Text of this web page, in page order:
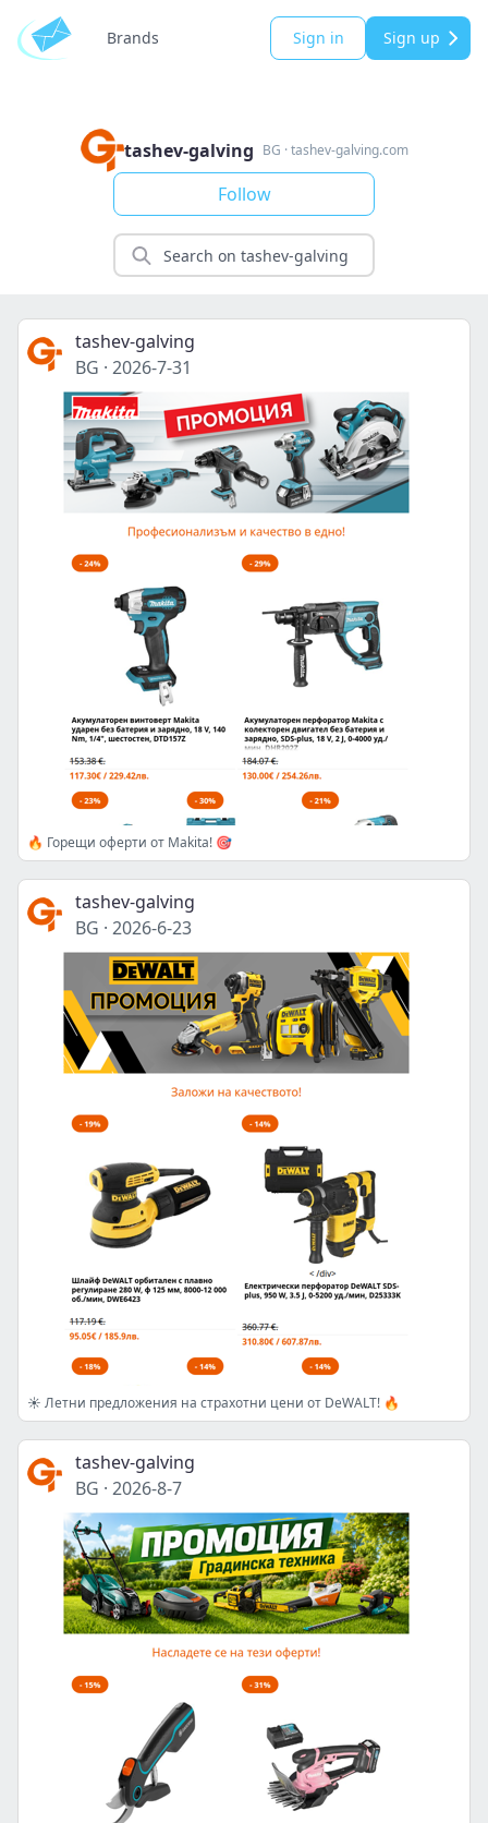
Brands Sign in Sign up
tashev-galving BG ·tashev-galving.com
Follow
tashev-galving
BG · 2026-7-31
🔥 Горещи оферти от Makita! 🎯
tashev-galving
BG · 2026-6-23
☀️ Летни предложения на страхотни цени от DeWALT! 🔥
tashev-galving
BG · 2026-8-7